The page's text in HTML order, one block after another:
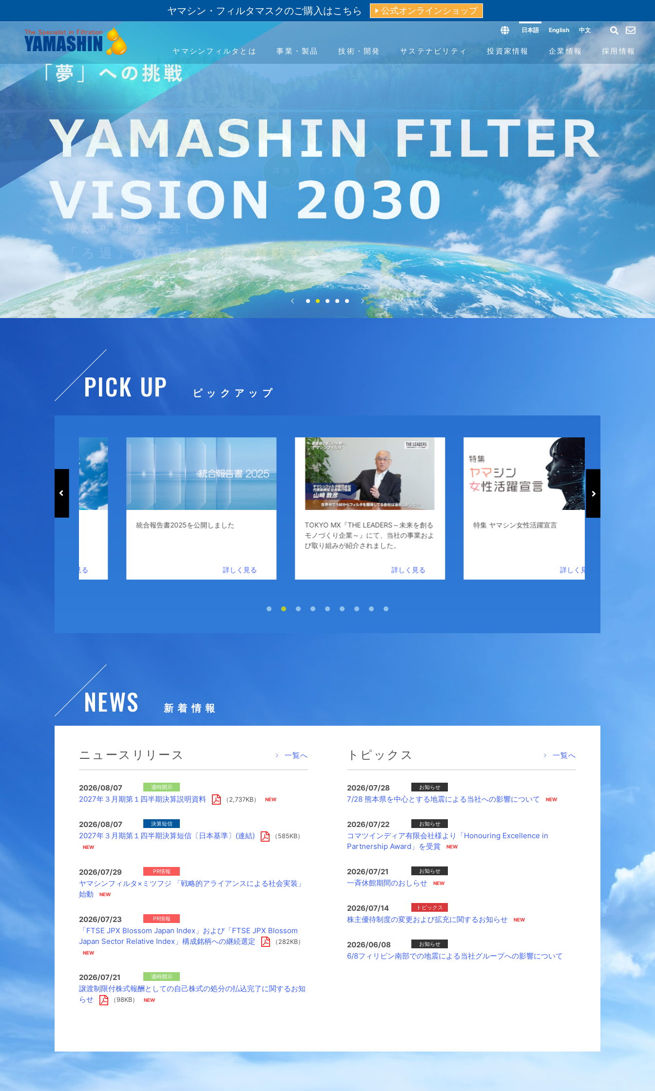
持続可能な社会に、
「ろ過」の叡智と技術で貢献する
総合フィルタメーカー
PICK UP ピックアップ
統合報告書2025を公開しました
TOKYO MX『THE LEADERS～未来を創る
モノづくり企業～』にて、当社の事業およ
び取り組みが紹介されました。
特集 ヤマシン女性活躍宣言
NEWS 新着情報
ニュースリリース
2026/08/07 適時開示
2027年３月期第１四半期決算説明資料 （2,737KB）
2026/08/07 決算短信
2027年３月期第１四半期決算短信〔日本基準〕(連結) （585KB）
2026/07/29 PR情報
ヤマシンフィルタ×ミツフジ 「戦略的アライアンスによる社会実装」
始動
2026/07/23 PR情報
「FTSE JPX Blossom Japan Index」および「FTSE JPX Blossom
Japan Sector Relative Index」構成銘柄への継続選定
（282KB）
2026/07/21 適時開示
譲渡制限付株式報酬としての自己株式の処分の払込完了に関するお知
らせ
（98KB）
一覧へ トピックス
2026/07/28 お知らせ
7/28 熊本県を中心とする地震による当社への影響について
2026/07/22 お知らせ
コマツインディア有限会社様より「Honouring Excellence in
Partnership Award」を受賞
2026/07/21 お知らせ
一斉休館期間のおしらせ
2026/07/14 トピックス
株主優待制度の変更および拡充に関するお知らせ
2026/06/08 お知らせ
6/8フィリピン南部での地震による当社グループへの影響について
一覧へ
ヤマシン・フィルタマスクのご購入はこちら 公式オンラインショップ
日本語 English 中文
ヤマシンフィルタとは 事業・製品
建機用フィルタ
技術・開発
開発拠点と人材
環境への対応
ICT/IoT
サステナビリティ
ESG経営・マテリアリティ
投資家情報
業績・財務
個人投資家の皆様へ
よくあるご質問
電子公告 免責事項 IR等に関するお問い合わせ
企業情報
理念
財務報告に係る内部統制基本方針
コーポレートカラー グローバルネットワーク
採用情報
職種紹介
女性活躍宣言